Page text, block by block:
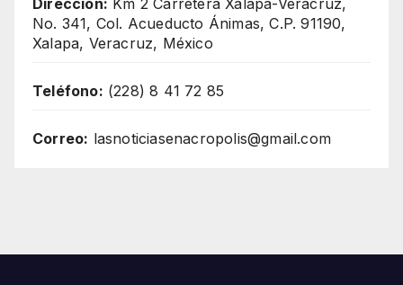
No. 341, Col. Acueducto Ánimas, C.P. 91190,
Xalapa, Veracruz, México
Teléfono: (228) 8 41 72 85
Correo: lasnoticiasenacropolis@gmail.com